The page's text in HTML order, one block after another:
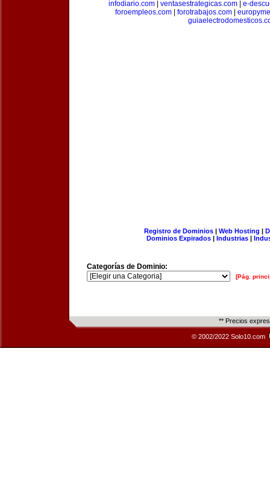
infodiario.com| ventasestrategicas.com| e-
foroempleos.com
forotrabajos.com
Registro de Dominios| Web Hosting |
Dominios Expirados | Industrias |
Categorías de Dominio:
[Pág.
** Precios
© 2002/2022 Solo10.com